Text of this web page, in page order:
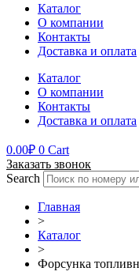
Каталог
О компании
Контакты
Доставка и оплата
Каталог
О компании
Контакты
Доставка и оплата
0.00₽ 0 Cart
Заказать звонок
Search
Главная
>
Каталог
>
Форсунка